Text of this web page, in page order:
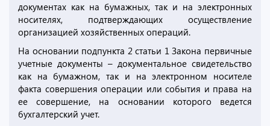
документах как на бумажных, так и на электронных
носителях, подтверждающих осуществление
организацией хозяйственных операций.
На основании подпункта 2 статьи 1 Закона первичные
учетные документы – документальное свидетельство
как на бумажном, так и на электронном носителе
факта совершения операции или события и права на
ее совершение, на основании которого ведется
бухгалтерский учет.